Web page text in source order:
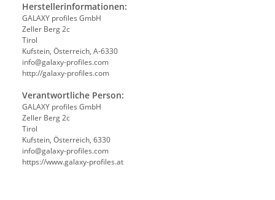
Herstellerinformationen:
GALAXY profiles GmbH
Zeller Berg 2c
Tirol
Kufstein, Österreich, A-6330
info@galaxy-profiles.com
http://galaxy-profiles.com
Verantwortliche Person:
GALAXY profiles GmbH
Zeller Berg 2c
Tirol
Kufstein, Österreich, 6330
info@galaxy-profiles.com
https://www.galaxy-profiles.at